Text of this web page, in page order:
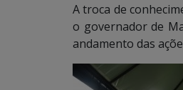
A troca de
o governador de
andamento das